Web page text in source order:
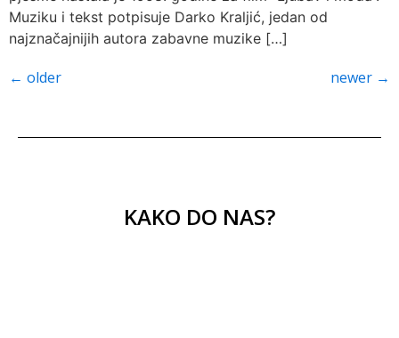
Muziku i tekst potpisuje Darko Kraljić, jedan od
najznačajnijih autora zabavne muzike […]
← older newer →
KAKO DO NAS?